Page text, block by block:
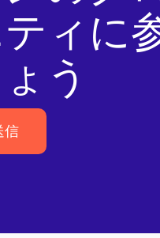
ィに
う
信